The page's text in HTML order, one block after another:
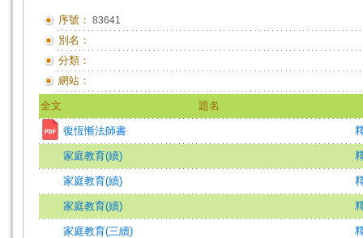
序號： 83641
別名：
分類：
網站：
全文 題名
復恆慚法師書
家庭教育(續)
家庭教育(續)
家庭教育(續)
家庭教育(三續)